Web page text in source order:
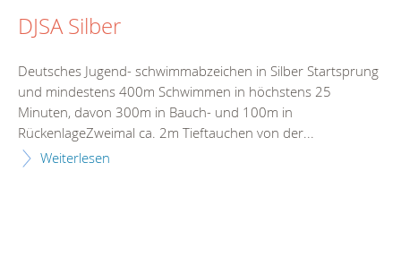
DJSA Silber
Deutsches Jugend- schwimmabzeichen in Silber Startsprung
und mindestens 400m Schwimmen in höchstens 25
Minuten, davon 300m in Bauch- und 100m in
RückenlageZweimal ca. 2m Tieftauchen von der...
Weiterlesen